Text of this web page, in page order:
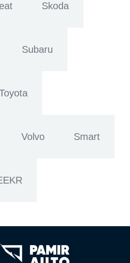
Skoda
Subaru
Volvo Smart